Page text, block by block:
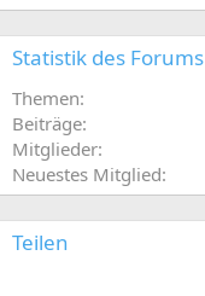
Statistik des Forums
Themen
Beiträge
Mitglieder
Neuestes Mitglied
Teilen